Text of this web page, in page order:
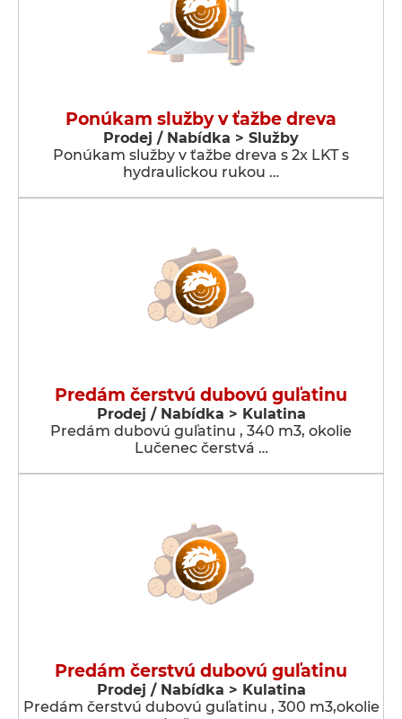
Ponúkam služby v ťažbe dreva
Prodej / Nabídka > Služby
Ponúkam služby v ťažbe dreva s 2x LKT s
hydraulickou rukou …
Predám čerstvú dubovú guľatinu
Prodej / Nabídka > Kulatina
Predám dubovú guľatinu , 340 m3, okolie
Lučenec čerstvá …
Predám čerstvú dubovú guľatinu
Prodej / Nabídka > Kulatina
Predám čerstvú dubovú guľatinu , 300 m3,okolie